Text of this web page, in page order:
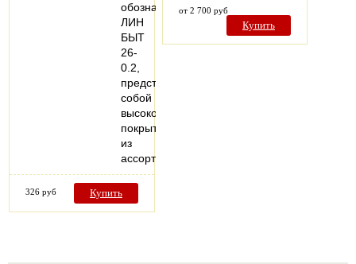
обозначением
ЛИН
БЫТ
26-
0.2,
представляет
собой
высококачественное
покрытие
из
ассортимента…
326 руб Купить
от 2 700 руб
Купить